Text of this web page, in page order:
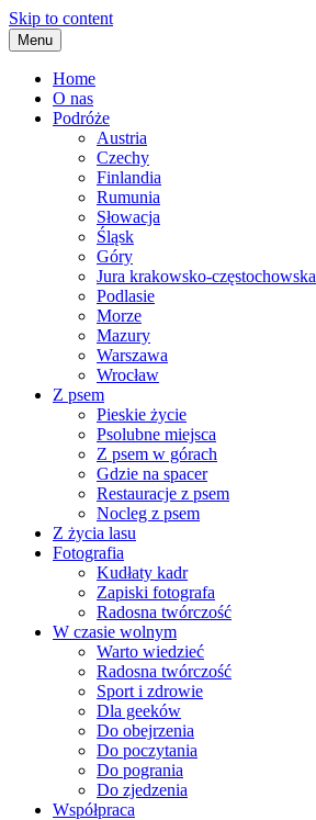
Skip to content
Menu
Home
O nas
Podróże
Austria
Czechy
Finlandia
Rumunia
Słowacja
Śląsk
Góry
Jura krakowsko-częstochowska
Podlasie
Morze
Mazury
Warszawa
Wrocław
Z psem
Pieskie życie
Psolubne miejsca
Z psem w górach
Gdzie na spacer
Restauracje z psem
Nocleg z psem
Z życia lasu
Fotografia
Kudłaty kadr
Zapiski fotografa
Radosna twórczość
W czasie wolnym
Warto wiedzieć
Radosna twórczość
Sport i zdrowie
Dla geeków
Do obejrzenia
Do poczytania
Do pogrania
Do zjedzenia
Współpraca